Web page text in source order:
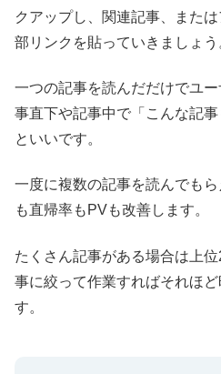
クアップし、関連記事、また
部リンクを貼っていきましょう
一つの記事を読んだだけでユ
事直下や記事中で「こんな記
といいです。
一度に複数の記事を読んでも
も直帰率もPVも改善します。
たくさん記事がある場合は上
事に絞って作業すればそれほ
す。